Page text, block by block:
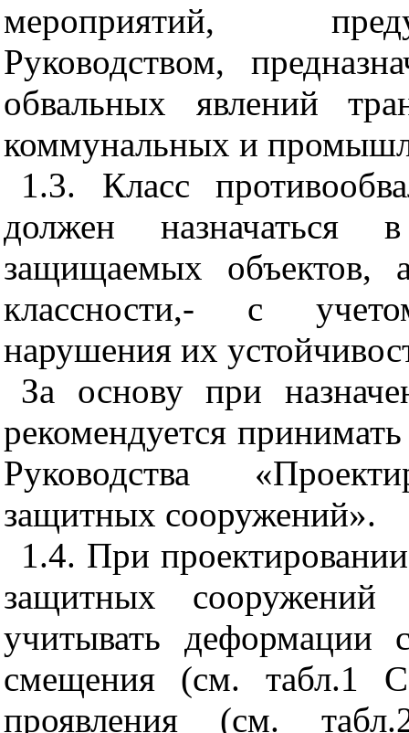
мероприятий,
Руководством,
обвальных явлений
коммунальных и
1.3. Класс
должен назначаться
защищаемых
классности,- с
нарушения их
За основу при
рекомендуется
Руководства
защитных сооружений».
1.4. При
защитных
учитывать деформации
смещения (см. табл.1
проявления (см.